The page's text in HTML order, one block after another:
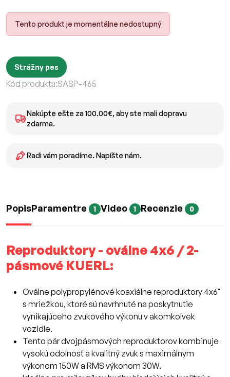
Tento produkt je momentálne nedostupný
Strážny pes
Kód produktu:SASP-465
Nakúpte ešte za 100.00€, aby ste mali dopravu
zdarma.
Radi vám poradíme. Napíšte nám.
PopisParamentre 1 Video 1 Recenzie 0
Reproduktory - oválne 4x6 / 2-
pásmové KUERL:
Oválne polypropylénové koaxiálne reproduktory 4x6"
s mriežkou, ktoré sú navrhnuté na poskytnutie
vynikajúceho zvukového výkonu v akomkoľvek
vozidle.
Tento pár dvojpásmových reproduktorov kombinuje
vysokú odolnosť a kvalitný zvuk s maximálnym
výkonom 150W a RMS výkonom 30W.